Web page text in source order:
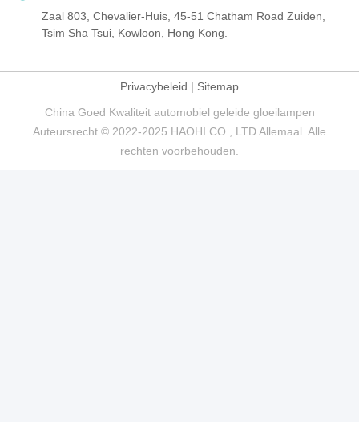
Zaal 803, Chevalier-Huis, 45-51 Chatham Road Zuiden,
Tsim Sha Tsui, Kowloon, Hong Kong.
Privacybeleid | Sitemap
China Goed Kwaliteit automobiel geleide gloeilampen
Auteursrecht © 2022-2025 HAOHI CO., LTD Allemaal. Alle
rechten voorbehouden.